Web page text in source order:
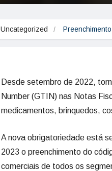
Uncategorized
Desde setembro de 2022,
Number (GTIN) nas Notas
medicamentos, brinquedos,
A nova obrigatoriedade está
2023 o preenchimento do
comerciais de todos os